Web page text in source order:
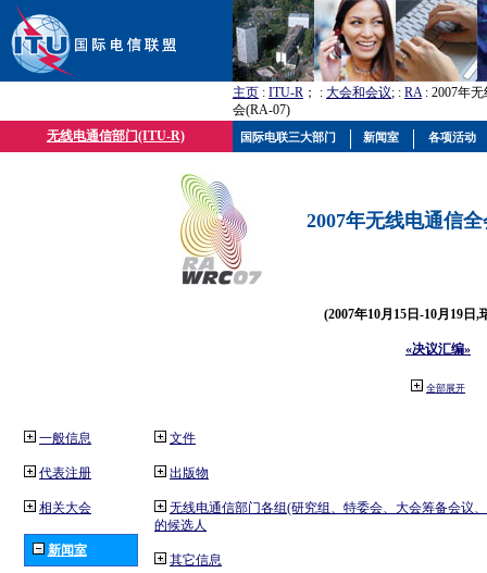
主页 : ITU-R ； : 大会和会议; : RA: 2007年
会(RA-07)
无线电通信部门(ITU-R)
2007年无线电通信
(2007年10月15日-10月19日,
«决议汇编»
全部展开
一般信息
代表注册
相关大会
新闻室
文件
出版物
无线电通信部门各组(研究组、特委会、大会筹备会议
的候选人
其它信息
国际电联三大部门 新闻室 各项活动